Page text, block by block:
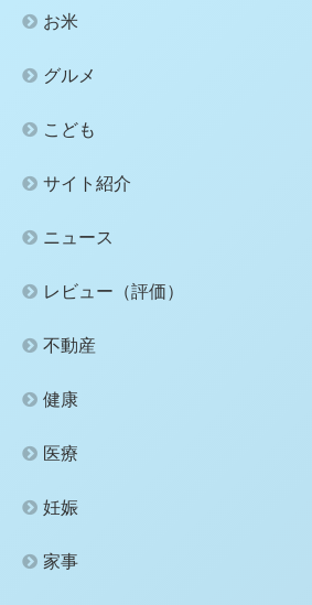
お米
グルメ
こども
サイト紹介
ニュース
レビュー（評価）
不動産
健康
医療
妊娠
家事